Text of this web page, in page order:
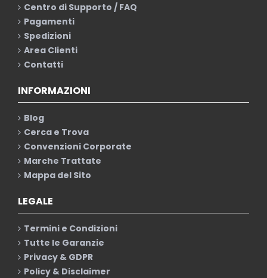
Centro di Supporto / FAQ
Pagamenti
Spedizioni
Area Clienti
Contatti
INFORMAZIONI
Blog
Cerca e Trova
Convenzioni Corporate
Marche Trattate
Mappa del Sito
LEGALE
Termini e Condizioni
Tutte le Garanzie
Privacy & GDPR
Policy & Disclaimer